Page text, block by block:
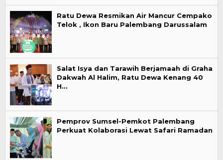
Ratu Dewa Resmikan Air Mancur Cempako
Telok , Ikon Baru Palembang Darussalam
Salat Isya dan Tarawih Berjamaah di Graha
Dakwah Al Halim, Ratu Dewa Kenang 40
H…
Pemprov Sumsel-Pemkot Palembang
Perkuat Kolaborasi Lewat Safari Ramadan